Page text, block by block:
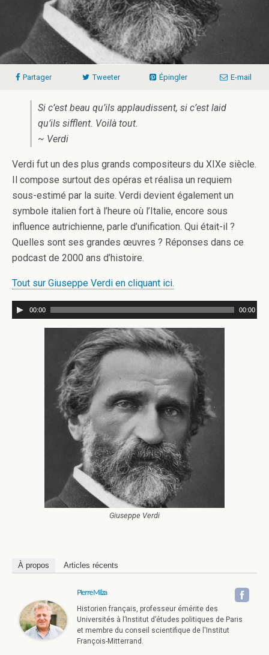
Partager Tweeter Épingler E-mail
Si c’est beau qu’ils applaudissent, si c’est laid
qu’ils sifflent. Voilà tout.
~ Verdi
Verdi fut un des plus grands compositeurs du XIXe siècle.
Il compose surtout des opéras et réalisa un requiem
sous-estimé par la suite. Verdi devient également un
symbole italien fort à l’heure où l’Italie, encore sous
influence autrichienne, parle d’unification. Qui était-il ?
Quelles sont ses grandes œuvres ? Réponses dans ce
podcast de 2000 ans d’histoire.
Tout sur Giuseppe Verdi en cliquant ici.
00:00 00:00
Giuseppe Verdi
À propos Articles récents
Pierre Milza
Historien français, professeur émérite des
Universités à l’Institut d’études politiques de Paris
et membre du conseil scientifique de l'Institut
François-Mitterrand.